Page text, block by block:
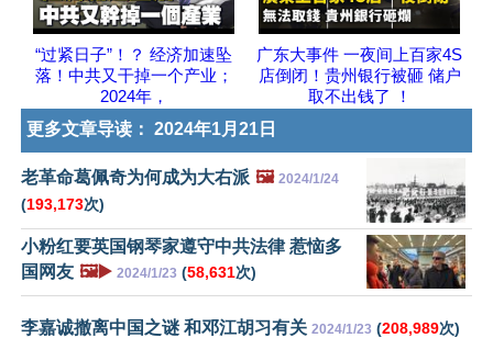
“过紧日子”！？ 经济加速坠
落！中共又干掉一个产业；
2024年，
广东大事件 一夜间上百家4S
店倒闭！贵州银行被砸 储户
取不出钱了 ！
更多文章导读： 2024年1月21日
老革命葛佩奇为何成为大右派 🖼️ 2024/1/24
(193,173次)
小粉红要英国钢琴家遵守中共法律 惹恼多
国网友 🖼️▶️ 2024/1/23 (58,631次)
李嘉诚撤离中国之谜 和邓江胡习有关 2024/1/23 (208,989次)